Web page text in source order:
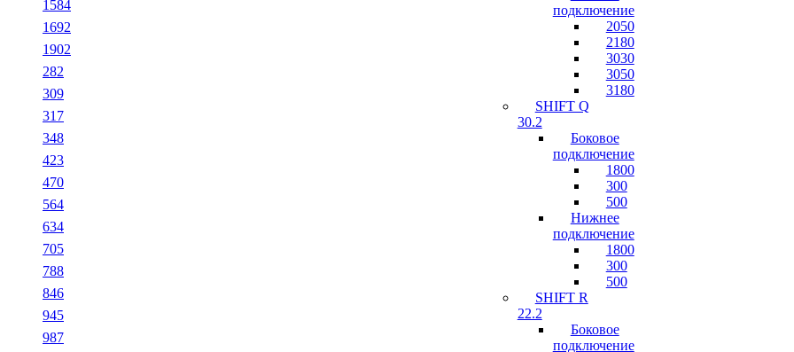
подключение
2050
2180
3030
3050
3180
SHIFT Q
30.2
Боковое
подключение
1800
300
500
Нижнее
подключение
1800
300
500
SHIFT R
22.2
Боковое
подключение
1584
1692
1902
282
309
317
348
423
470
564
634
705
788
846
945
987